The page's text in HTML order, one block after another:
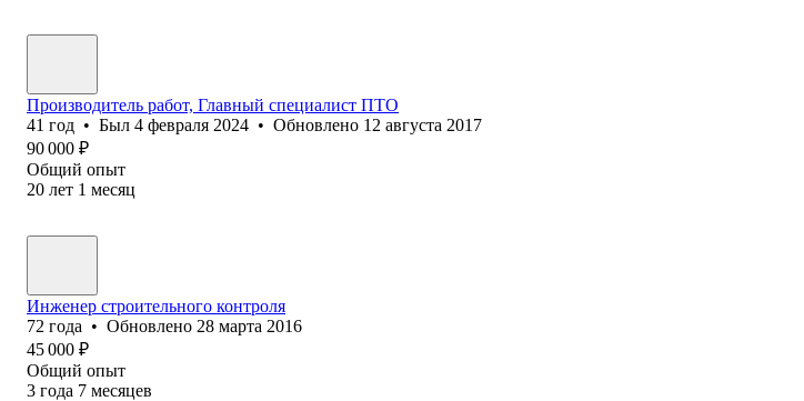
Производитель работ, Главный специалист ПТО
41 год • Был 4 февраля 2024 • Обновлено 12 августа 2017
90 000 ₽
Общий опыт
20 лет 1 месяц
Инженер строительного контроля
72 года • Обновлено 28 марта 2016
45 000 ₽
Общий опыт
3 года 7 месяцев